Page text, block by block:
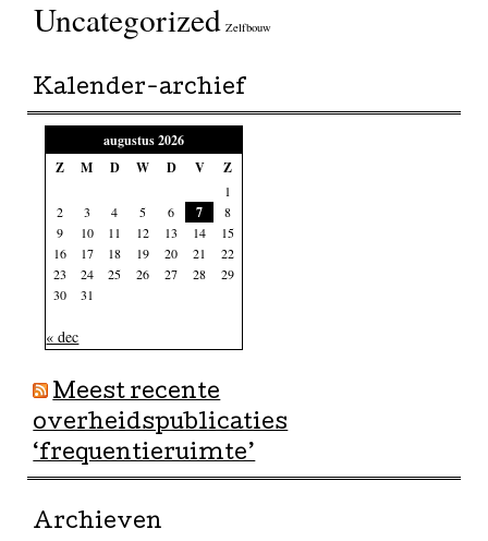
Uncategorized Zelfbouw
Kalender-archief
augustus 2026
Z
M D W D V Z
1
2
3 4 5 6 7
8
9
10 11 12 13 14
15
16
17 18 19 20 21
22
23
24 25 26 27 28
29
30
31
« dec
Meest recente
overheidspublicaties
‘frequentieruimte’
Archieven